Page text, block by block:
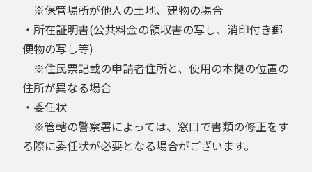
※保管場所が他人の土地、建物の場合
・所在証明書(公共料金の領収書の写し、消印付き郵
便物の写し等)
※住民票記載の申請者住所と、使用の本拠の位置の
住所が異なる場合
・委任状
※管轄の警察署によっては、窓口で書類の修正をす
る際に委任状が必要となる場合がございます。